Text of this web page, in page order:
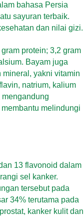
bahasa Persia
sayuran terbaik.
dan nilai gizi.
protein; 3,2 gram
Bayam juga
mineral, yakni vitamin
natrium, kalium
melindungi
13 flavonoid dalam
sel kanker.
tersebut pada
34% terutama pada
kanker kulit dan